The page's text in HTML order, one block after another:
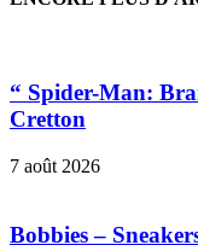
“ Spider-Man:
Cretton
7 août 2026
Bobbies –